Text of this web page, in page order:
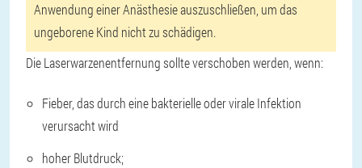
Anwendung einer Anästhesie auszuschließen, um das
ungeborene Kind nicht zu schädigen.
Die Laserwarzenentfernung sollte verschoben werden, wenn:
Fieber, das durch eine bakterielle oder virale Infektion
verursacht wird
hoher Blutdruck;